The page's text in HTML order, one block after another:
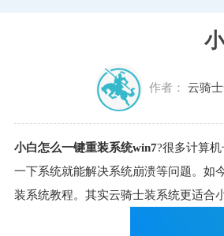
作者： 云骑
小白怎么一键重装系统win7?很多计算
一下系统就能解决系统崩溃等问题。如
装系统教程。其实云骑士装系统更适合